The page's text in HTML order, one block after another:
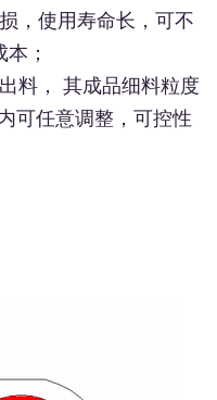
，使用寿命长，可不
；
料， 其成品细料粒度
可任意调整，可控性